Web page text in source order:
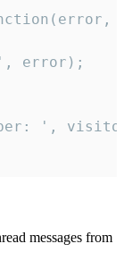
error);
',
messages from